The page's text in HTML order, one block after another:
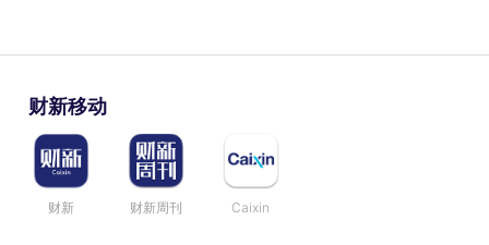
财新移动
财新 财新周刊 Caixin